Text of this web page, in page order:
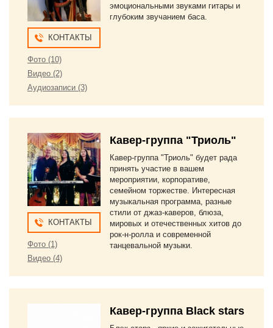
КОНТАКТЫ
Фото (10)
Видео (2)
Аудиозаписи (3)
эмоциональными звуками гитары и
глубоким звучанием баса.
КОНТАКТЫ
Фото (1)
Видео (4)
Кавер-группа "Триоль"
Кавер-группа "Триоль" будет рада
принять участие в вашем
мероприятии, корпоративе,
семейном торжестве. Интересная
музыкальная программа, разные
стили от джаз-каверов, блюза,
мировых и отечественных хитов до
рок-н-ролла и современной
танцевальной музыки.
Кавер-группа Black stars